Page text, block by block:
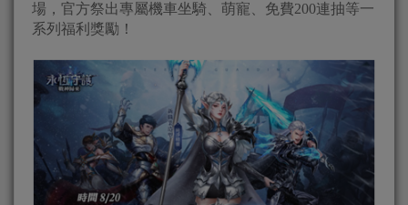
場，官方祭出專屬機車坐騎、萌寵、免費200連抽等一
系列福利獎勵！